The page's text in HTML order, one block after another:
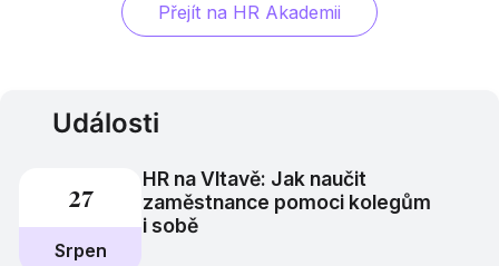
Přejít na HR Akademii
Události
27
srpen
HR na Vltavě: Jak naučit
zaměstnance pomoci kolegům
i sobě